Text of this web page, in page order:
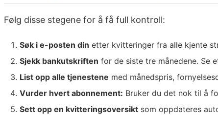
Følg disse stegene for å få full kontroll:
Søk i e-posten din etter kvitteringer fra alle kjente
Sjekk bankutskriften for de siste tre månedene. Se
List opp alle tjenestene med månedspris,
Vurder hvert abonnement: Bruker du det nok til å
Sett opp en kvitteringsoversikt som oppdateres